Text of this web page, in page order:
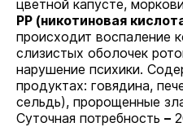
цветной капусте,
РР (никотиновая
происходит воспаление
слизистых оболочек
нарушение психики.
продуктах: говядина,
сельдь), пророщенные
Суточная потребность –